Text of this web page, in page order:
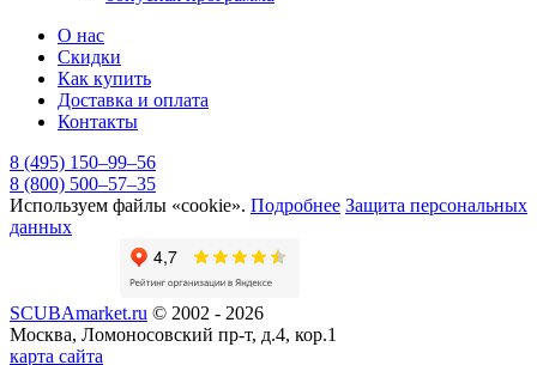
О нас
Скидки
Как купить
Доставка и оплата
Контакты
8 (495) 150–99–56
8 (800) 500–57–35
Используем файлы «cookie». Подробнее Защита персональных
данных
SCUBAmarket.ru © 2002 - 2026
Москва, Ломоносовский пр-т, д.4, кор.1
карта сайта